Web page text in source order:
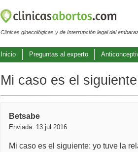
Clínicas ginecológicas y de Interrupción legal del
Inicio Preguntas al experto
Mi caso es el
Betsabe
Enviada: 13 jul 2016
Mi caso es el siguiente: yo tuve la